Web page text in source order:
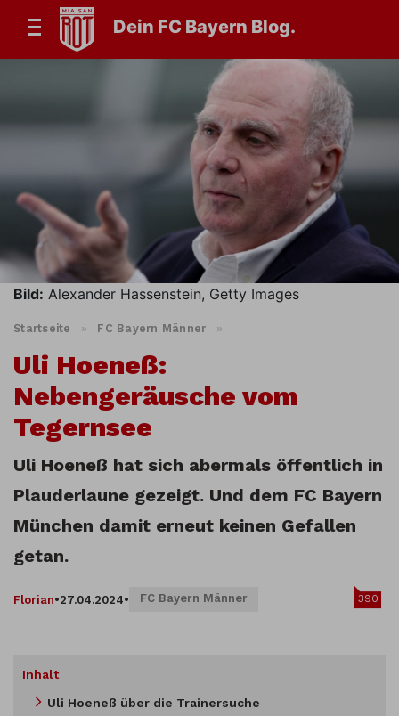
Dein FC Bayern Blog.
Bild: Alexander Hassenstein, Getty Images
Startseite » FC Bayern Männer »
Uli Hoeneß:
Nebengeräusche vom
Tegernsee
Uli Hoeneß hat sich abermals öffentlich in
Plauderlaune gezeigt. Und dem FC Bayern
München damit erneut keinen Gefallen
getan.
Florian•27.04.2024• FC Bayern Männer 390
Inhalt
Uli Hoeneß über die Trainersuche